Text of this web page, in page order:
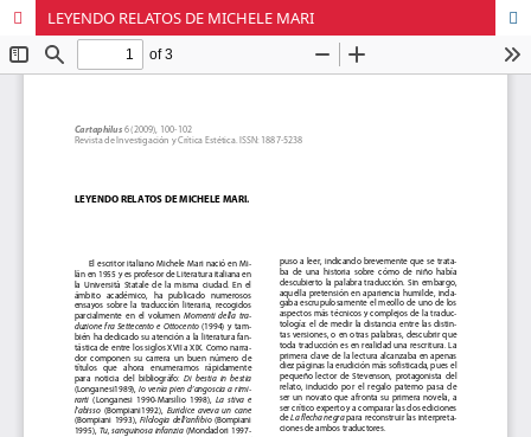
LEYENDO RELATOS DE MICHELE MARI